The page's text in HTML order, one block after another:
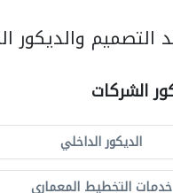
التصميم والديكور
الشركات
الديكور الداخلي
خدمات التخطيط المعماري